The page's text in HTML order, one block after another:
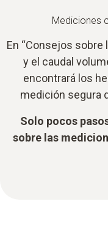
Mediciones
En “Consejos sobre
y el caudal
encontrará los
medición segura
Solo pocos
sobre las